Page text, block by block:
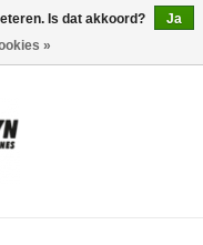
account / Registreren
Is dat akkoord?
Ja
»